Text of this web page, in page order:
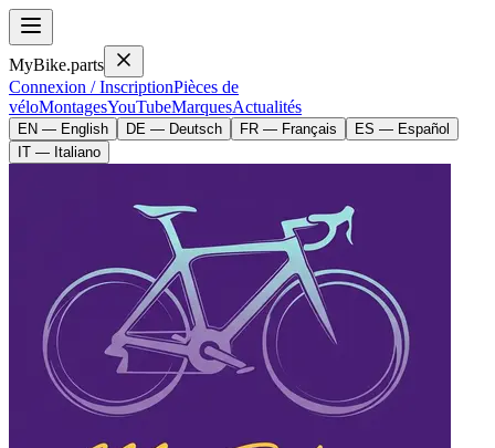
MyBike.parts
Connexion / InscriptionPièces de
véloMontagesYouTubeMarquesActualités
EN — English DE — Deutsch FR — Français
ES — Español
IT — Italiano